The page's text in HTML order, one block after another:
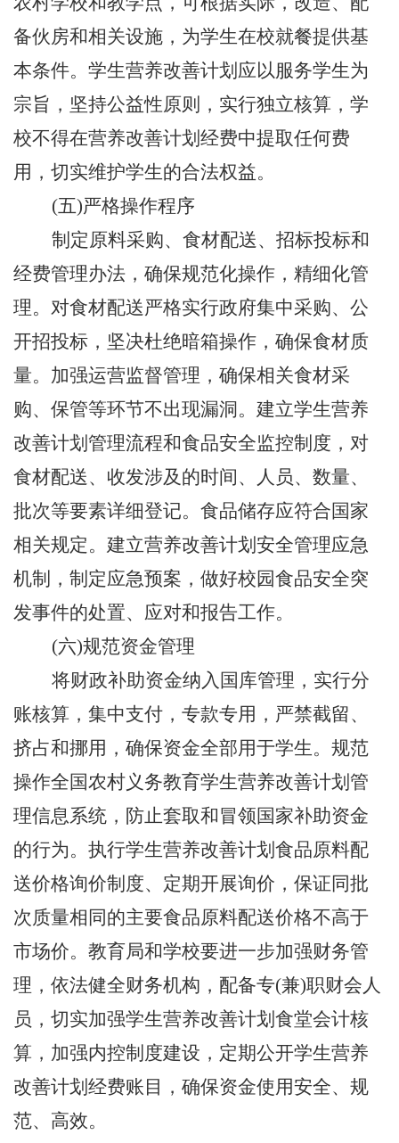
备伙房和相关设施，为学生在校就餐提供基
本条件。学生营养改善计划应以服务学生为
宗旨，坚持公益性原则，实行独立核算，学
校不得在营养改善计划经费中提取任何费
用，切实维护学生的合法权益。
(五)严格操作程序
制定原料采购、食材配送、招标投标和
经费管理办法，确保规范化操作，精细化管
理。对食材配送严格实行政府集中采购、公
开招投标，坚决杜绝暗箱操作，确保食材质
量。加强运营监督管理，确保相关食材采
购、保管等环节不出现漏洞。建立学生营养
改善计划管理流程和食品安全监控制度，对
食材配送、收发涉及的时间、人员、数量、
批次等要素详细登记。食品储存应符合国家
相关规定。建立营养改善计划安全管理应急
机制，制定应急预案，做好校园食品安全突
发事件的处置、应对和报告工作。
(六)规范资金管理
将财政补助资金纳入国库管理，实行分
账核算，集中支付，专款专用，严禁截留、
挤占和挪用，确保资金全部用于学生。 规范
操作全国农村义务教育学生营养改善计划 管
理信息系统，防止套取和冒领国家补助资金
的行为。执行学生营养改善计划食品原料配
送价格询价制度、定期开展询价，保证同批
次质量相同的主要食品原料配送价格不高于
市场价。教育局和学校要进一步加强财务管
理，依法健全财务机构，配备专(兼)职财会人
员，切实加强学生营养改善计划食堂会计核
算，加强内控制度建设，定期公开学生营养
改善计划经费账目，确保资金使用安全、规
范、高效。